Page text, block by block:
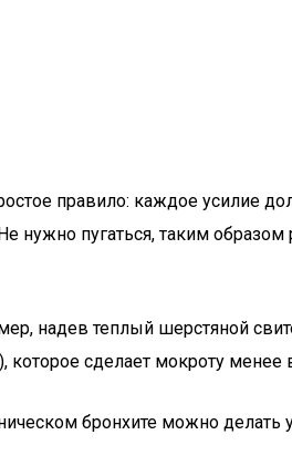
правило: каждое усилие
пугаться, таким образом
надев теплый шерстяной
сделает мокроту менее
бронхите можно делать